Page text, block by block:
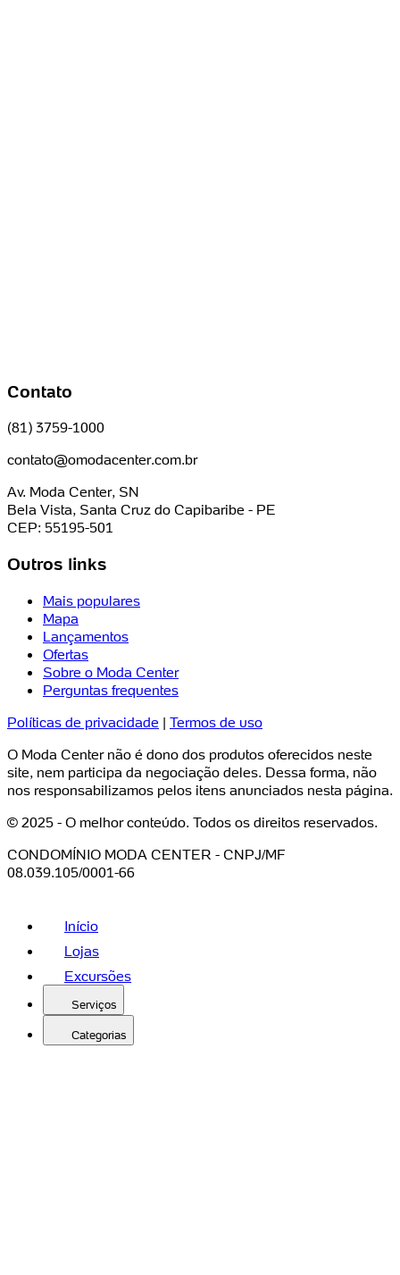
Contato
(81) 3759-1000
contato@omodacenter.com.br
Av. Moda Center, SN
Bela Vista, Santa Cruz do Capibaribe - PE
CEP: 55195-501
Outros links
Mais populares
Mapa
Lançamentos
Ofertas
Sobre o Moda Center
Perguntas frequentes
Políticas de privacidade | Termos de uso
O Moda Center não é dono dos produtos oferecidos neste
site, nem participa da negociação deles. Dessa forma, não
nos responsabilizamos pelos itens anunciados nesta página.
© 2025 - O melhor conteúdo. Todos os direitos reservados.
CONDOMÍNIO MODA CENTER - CNPJ/MF
08.039.105/0001-66
Início
Lojas
Excursões
Serviços
Categorias